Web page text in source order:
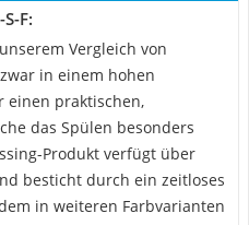
F:
Vergleich von
in einem hohen
einen praktischen,
das Spülen besonders
Produkt verfügt über
besticht durch ein zeitloses
in weiteren Farbvarianten